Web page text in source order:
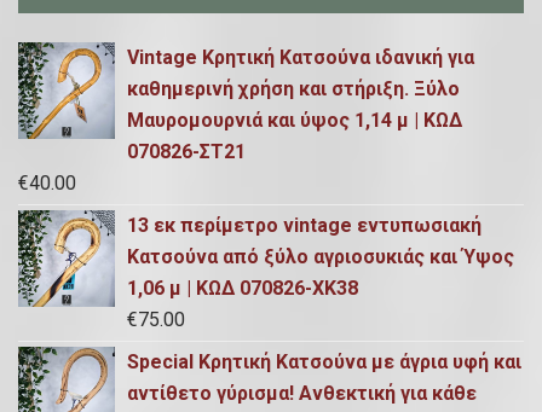
Vintage Κρητική Κατσούνα ιδανική για
καθημερινή χρήση και στήριξη. Ξύλο
Μαυρομουρνιά και ύψος 1,14 μ | ΚΩΔ
070826-ΣΤ21
€40.00
13 εκ περίμετρο vintage εντυπωσιακή
Κατσούνα από ξύλο αγριοσυκιάς και Ύψος
1,06 μ | ΚΩΔ 070826-ΧΚ38
€75.00
Special Κρητική Κατσούνα με άγρια υφή και
αντίθετο γύρισμα! Ανθεκτική για κάθε